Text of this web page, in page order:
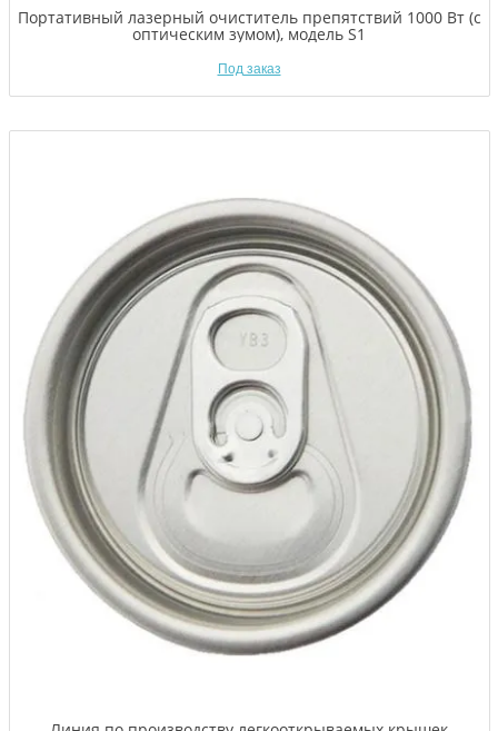
Портативный лазерный очиститель препятствий 1000 Вт (с
оптическим зумом), модель S1
Под заказ